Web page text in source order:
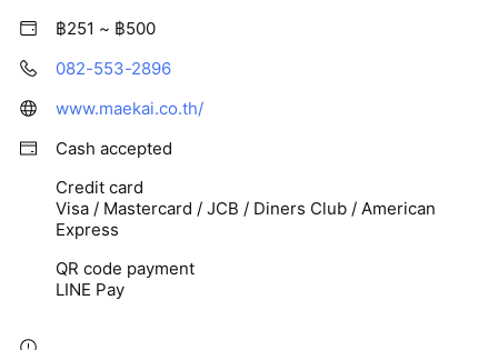
฿251 ~ ฿500
082-553-2896
www.maekai.co.th/
Cash accepted
Credit card
Visa / Mastercard / JCB / Diners Club / American
Express
QR code payment
LINE Pay